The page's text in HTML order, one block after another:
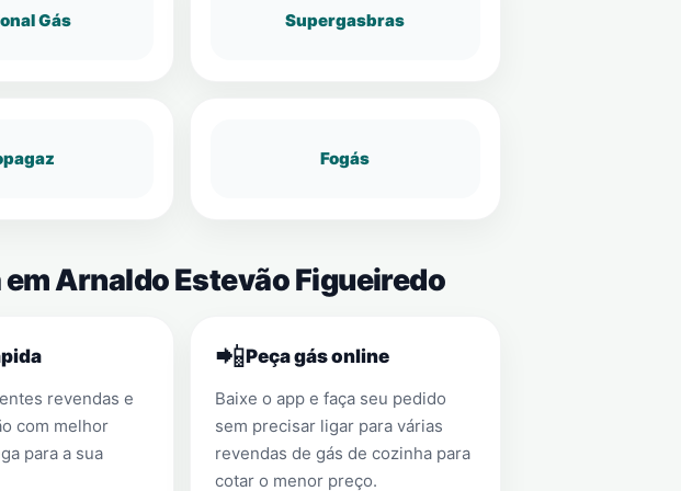
Gás Supergasbras
Fogás
Arnaldo Estevão Figueiredo
revendas e
com melhor
para a sua
📲Peça gás online
Baixe o app e faça seu pedido
sem precisar ligar para várias
revendas de gás de cozinha para
cotar o menor preço.